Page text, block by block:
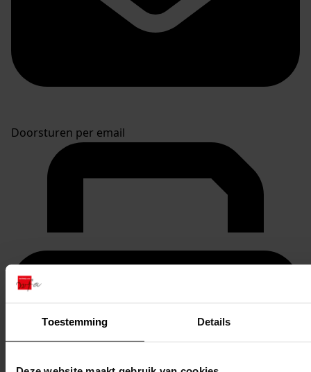
Toestemming Details
Doorsturen per email